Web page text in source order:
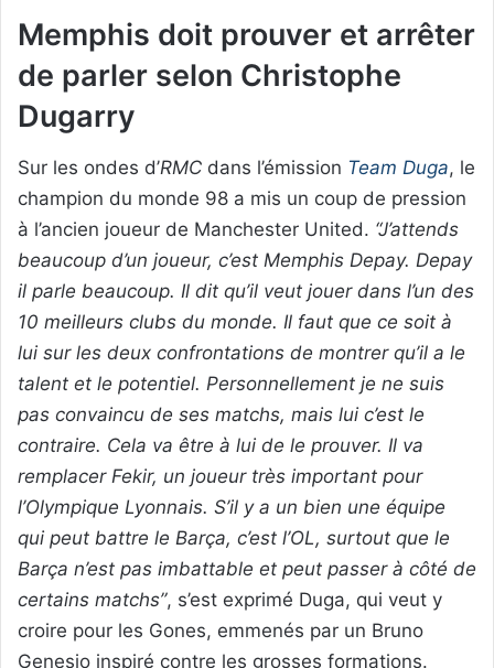
Memphis doit prouver et arrêter
de parler selon Christophe
Dugarry
Sur les ondes d’RMC dans l’émission Team Duga, le
champion du monde 98 a mis un coup de pression
à l’ancien joueur de Manchester United. “J’attends
beaucoup d’un joueur, c’est Memphis Depay. Depay
il parle beaucoup. Il dit qu’il veut jouer dans l’un des
10 meilleurs clubs du monde. Il faut que ce soit à
lui sur les deux confrontations de montrer qu’il a le
talent et le potentiel. Personnellement je ne suis
pas convaincu de ses matchs, mais lui c’est le
contraire. Cela va être à lui de le prouver. Il va
remplacer Fekir, un joueur très important pour
l’Olympique Lyonnais. S’il y a un bien une équipe
qui peut battre le Barça, c’est l’OL, surtout que le
Barça n’est pas imbattable et peut passer à côté de
certains matchs”, s’est exprimé Duga, qui veut y
croire pour les Gones, emmenés par un Bruno
Genesio inspiré contre les grosses formations.